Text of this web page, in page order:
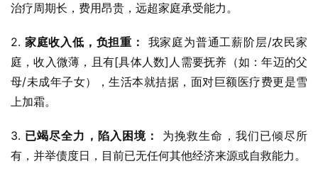
治疗周期长，费用昂贵，远超家庭承受能力。
2. 家庭收入低，负担重：
我家庭为普通工薪阶层/农民家
庭，收入微薄，且有[具体人数]人需要抚养（如：年迈的父
母/未成年子女），生活本就拮据，面对巨额医疗费更是雪
上加霜。
3. 已竭尽全力，陷入困境：
为挽救生命，我们已倾尽所
有，并举债度日，目前已无任何其他经济来源或自救能力。